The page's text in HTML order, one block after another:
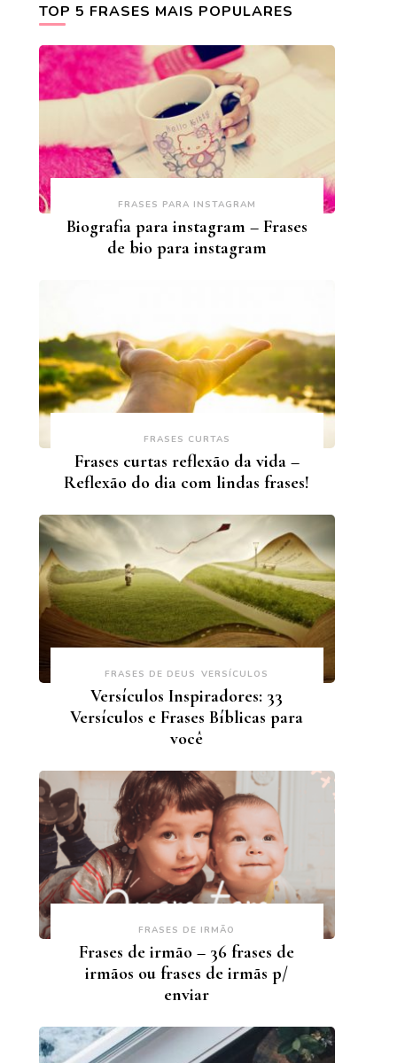
TOP 5 FRASES MAIS POPULARES
FRASES PARA INSTAGRAM
Biografia para instagram – Frases
de bio para instagram
FRASES CURTAS
Frases curtas reflexão da vida –
Reflexão do dia com lindas frases!
FRASES DE DEUS VERSÍCULOS
Versículos Inspiradores: 33
Versículos e Frases Bíblicas para
você
FRASES DE IRMÃO
Frases de irmão – 36 frases de
irmãos ou frases de irmãs p/
enviar